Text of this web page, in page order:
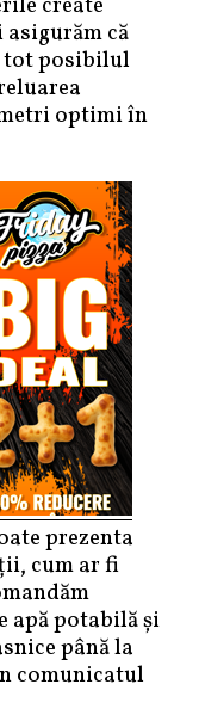
că
tot posibilul
optimi în
prezenta
cum ar fi
apă potabilă și
până la
comunicatul